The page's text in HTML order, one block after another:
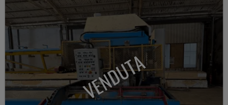
VENDUTA